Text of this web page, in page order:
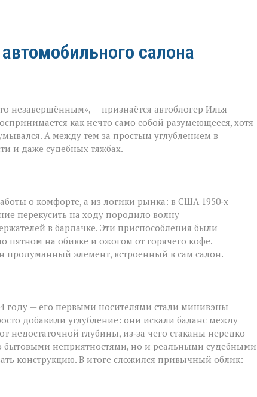
салона
незавершённым», — признаётся автоблогер Илья
как нечто само собой разумеющееся, хотя
А между тем за простым углублением в
и даже судебных тяжбах.
о комфорте, а из логики рынка: в США 1950‑х
перекусить на ходу породило волну
в бардачке. Эти приспособления были
на обивке и ожогом от горячего кофе.
продуманный элемент, встроенный в сам салон.
году — его первыми носителями стали минивэны
добавили углубление: они искали баланс между
недостаточной глубины, из‑за чего стаканы нередко
бытовыми неприятностями, но и реальными судебными
конструкцию. В итоге сложился привычный облик: